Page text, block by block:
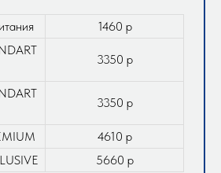
1460 р
3350 р
3350 р
4610 р
5660 р